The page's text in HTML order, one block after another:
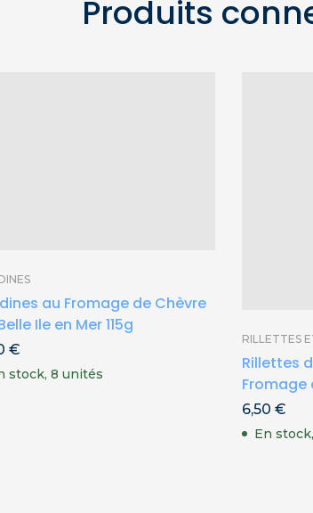
Produits
au Fromage de Chèvre
Ile en Mer 115g
€
stock, 8 unités
RILLETTES
Rillettes
Fromage
100g
6,50 €
En